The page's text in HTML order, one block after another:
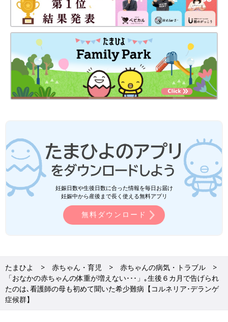
妊娠日数や生後日数に合った情報を毎日お届け
妊娠中から産後まで長く使える無料アプリ
無料ダウンロード
たまひよ 赤ちゃん・育児
赤ちゃんの病気・トラブル
「おなかの赤ちゃんの体重が増えない･･･」｡生後６カ月で告げられ
たのは､看護師の母も初めて聞いた希少難病【コルネリア･デランゲ
症候群】